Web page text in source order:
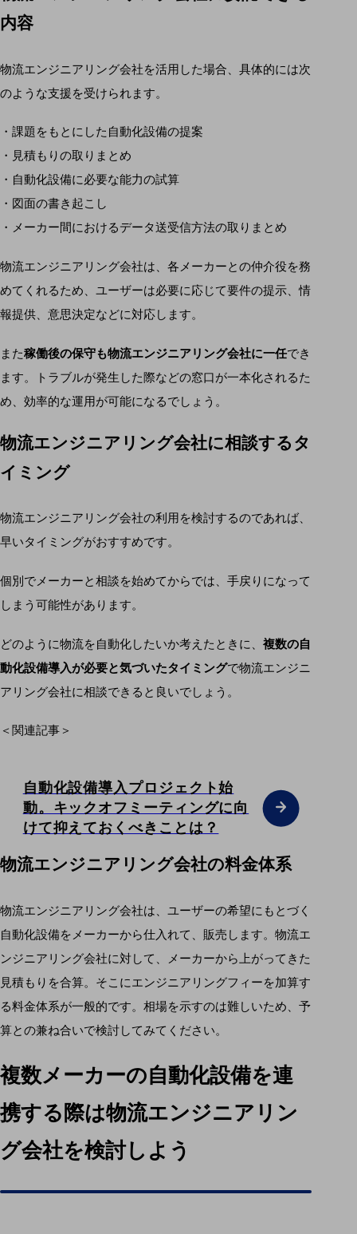
内容
物流エンジニアリング会社を活用した場合、具体的には次
のような支援を受けられます。
・課題をもとにした自動化設備の提案
・見積もりの取りまとめ
・自動化設備に必要な能力の試算
・図面の書き起こし
・メーカー間におけるデータ送受信方法の取りまとめ
物流エンジニアリング会社は、各メーカーとの仲介役を務
めてくれるため、ユーザーは必要に応じて要件の提示、情
報提供、意思決定などに対応します。
また稼働後の保守も物流エンジニアリング会社に一任でき
ます。トラブルが発生した際などの窓口が一本化されるた
め、効率的な運用が可能になるでしょう。
物流エンジニアリング会社に相談するタ
イミング
物流エンジニアリング会社の利用を検討するのであれば、
早いタイミングがおすすめです。
個別でメーカーと相談を始めてからでは、手戻りになって
しまう可能性があります。
どのように物流を自動化したいか考えたときに、 複数の自
動化設備導入が必要と気づいたタイミングで物流エンジニ
アリング会社に相談できると良いでしょう。
＜関連記事＞
自動化設備導入プロジェクト始
動。キックオフミーティングに向
けて抑えておくべきことは？
物流エンジニアリング会社の料金体系
物流エンジニアリング会社は、ユーザーの希望にもとづく
自動化設備をメーカーから仕入れて、販売します。物流エ
ンジニアリング会社に対して、メーカーから上がってきた
見積もりを合算。そこにエンジニアリングフィーを加算す
る料金体系が一般的です。相場を示すのは難しいため、予
算との兼ね合いで検討してみてください。
複数メーカーの自動化設備を連
携する際は物流エンジニアリン
グ会社を検討しよう